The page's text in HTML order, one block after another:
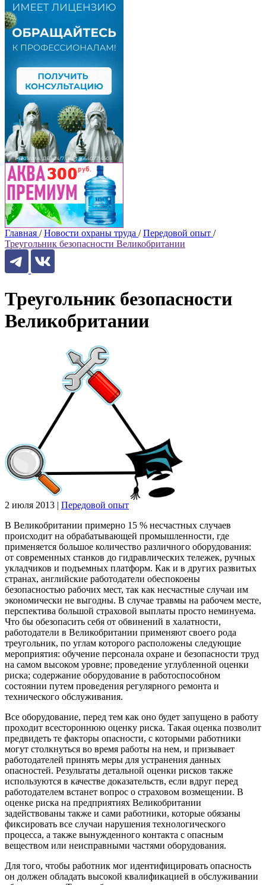
Главная / Новости охраны труда / Передовой опыт /
Треугольник безопасности Великобритании
Треугольник безопасности
Великобритании
2 июля 2013 | Передовой опыт
В Великобритании примерно 15 % несчастных случаев
происходит на обрабатывающей промышленности, где
применяется большое количество различного оборудования:
от современных станков до гидравлических тележек, ручных
укладчиков и подъемных платформ. Как и в других развитых
странах, английские работодатели обеспокоены
безопасностью рабочих мест, так как несчастные случаи им
экономически не выгодны. В случае травмы на рабочем месте,
перспектива большой страховой выплаты просто неминуема.
Что бы обезопасить себя от обвинений в халатности,
работодатели в Великобритании применяют своего рода
треугольник, по углам которого расположены следующие
мероприятия: обучение персонала охране и безопасности труд
на самом высоком уровне; проведение углубленной оценки
риска; содержание оборудование в работоспособном
состоянии путем проведения регулярного ремонта и
технического обслуживания.
Все оборудование, перед тем как оно будет запущено в работу
проходит всестороннюю оценку риска. Такая оценка позволит
предвидеть те факторы опасности, с которыми работники
могут столкнуться во время работы на нем, и призывает
работодателей принять меры для устранения данных
опасностей. Результаты детальной оценки рисков также
используются в качестве доказательств, если вдруг перед
работодателем встанет вопрос о страховом возмещении. В
оценке риска на предприятиях Великобритании
задействованы также и сами работники, которые обязаны
фиксировать все случаи нарушения технологического
процесса, а также вынужденного контакта с опасным
веществом или неисправными частями оборудования.
Для того, чтобы работник мог идентифицировать опасность
он должен обладать высокой квалификацией в обслуживании